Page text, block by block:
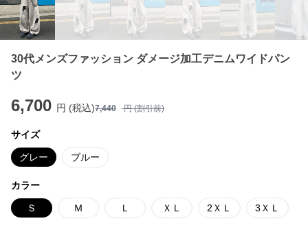
30代メンズファッション ダメージ加工デニムワイドパン
ツ
6,700 円 (税込)7,440 円 (割引前)
サイズ
グレー ブルー
カラー
Ｓ Ｍ Ｌ ＸＬ 2ＸＬ 3ＸＬ